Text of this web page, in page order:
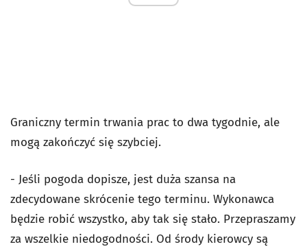
Graniczny termin trwania prac to dwa tygodnie, ale
mogą zakończyć się szybciej.
- Jeśli pogoda dopisze, jest duża szansa na
zdecydowane skrócenie tego terminu. Wykonawca
będzie robić wszystko, aby tak się stało. Przepraszamy
za wszelkie niedogodności. Od środy kierowcy są